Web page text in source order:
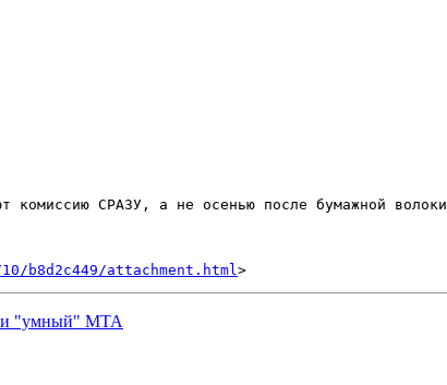
комиссию СРАЗУ, а не осенью после бумажной
b8d2c449/attachment.html
"умный" MTA